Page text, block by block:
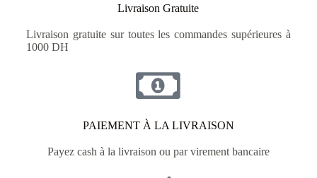
Livraison Gratuite
Livraison gratuite sur toutes les commandes supérieures à
1000 DH
PAIEMENT À LA LIVRAISON
Payez cash à la livraison ou par virement bancaire